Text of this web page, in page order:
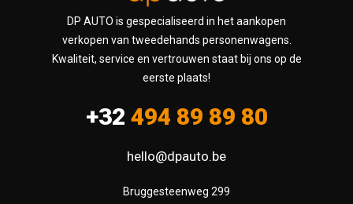
DP AUTO is gespecialiseerd in het aankopen
verkopen van tweedehands personenwagens.
Kwaliteit, service en vertrouwen staat bij ons op de
eerste plaats!
+32 494 89 89 80
hello@dpauto.be
Bruggesteenweg 299